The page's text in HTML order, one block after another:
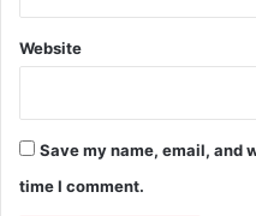
Website
Save my name, email, and
time I comment.